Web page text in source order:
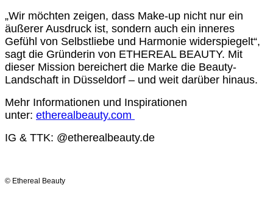
„Wir möchten zeigen, dass Make-up nicht nur ein
äußerer Ausdruck ist, sondern auch ein inneres
Gefühl von Selbstliebe und Harmonie widerspiegelt“,
sagt die Gründerin von ETHEREAL BEAUTY. Mit
dieser Mission bereichert die Marke die Beauty-
Landschaft in Düsseldorf – und weit darüber hinaus.
Mehr Informationen und Inspirationen
unter: etherealbeauty.com
IG & TTK: @etherealbeauty.de
© Ethereal Beauty